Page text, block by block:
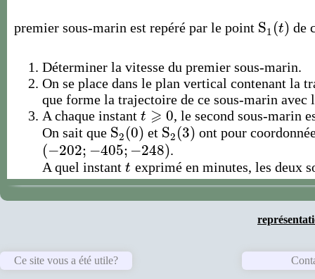
premier sous-marin est repéré par le point S1 (t)
S1 (t) de
Déterminer la vitesse du premier sous-marin.
On se place dans le plan vertical contenant la
que forme la trajectoire de ce sous-marin
A chaque instant t ⩾ 0
t⩾0
, le second sous-marin
On sait que S2 (0)
S2(0) et S2 (3)
S2(3) ont pour
(−202; −405; −248)
(−202;− 405;−248)
.
A quel instant t
t exprimé en minutes, les deux
Ce site vous a été utile?